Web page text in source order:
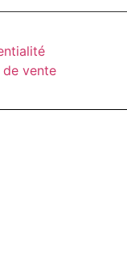
vente